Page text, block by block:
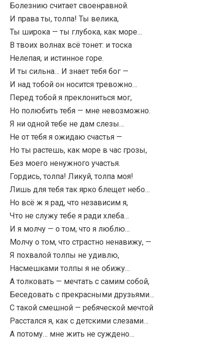
Болезнию считает своенравной.
И права ты, толпа! Ты велика,
Ты широка — ты глубока, как море…
В твоих волнах всё тонет: и тоска
Нелепая, и истинное горе.
И ты сильна… И знает тебя бог —
И над тобой он носится тревожно…
Перед тобой я преклониться мог,
Но полюбить тебя — мне невозможно.
Я ни одной тебе не дам слезы…
Не от тебя я ожидаю счастья —
Но ты растешь, как море в час грозы,
Без моего ненужного участья.
Гордись, толпа! Ликуй, толпа моя!
Лишь для тебя так ярко блещет небо…
Но всё ж я рад, что независим я,
Что не служу тебе я ради хлеба…
И я молчу — о том, что я люблю…
Молчу о том, что страстно ненавижу, —
Я похвалой толпы не удивлю,
Насмешками толпы я не обижу…
А толковать — мечтать с самим собой,
Беседовать с прекрасными друзьями…
С такой смешной — ребяческой мечтой
Расстался я, как с детскими слезами…
А потому… мне жить не суждено…